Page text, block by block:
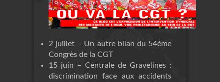
2 juillet – Un autre bilan du 54ème
Congrès de la CGT
15 juin – Centrale de Gravelines :
discrimination face aux accidents